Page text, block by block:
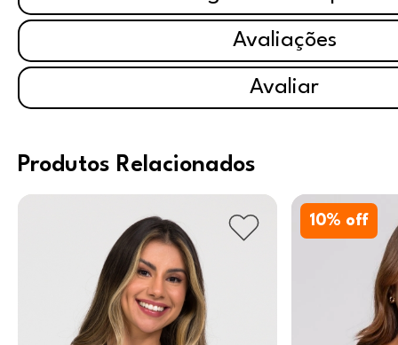
Avaliações
Avaliar
Produtos Relacionados
10% off